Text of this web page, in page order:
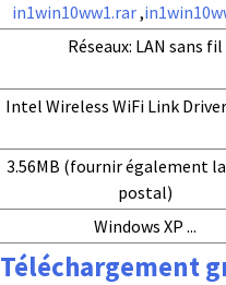
in1win10ww1.rar,
Réseaux: LAN sans fil
Intel Wireless WiFi Link
3.56MB (fournir également
postal)
Windows XP ...
Téléchargement